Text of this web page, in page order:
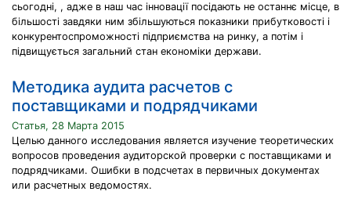
сьогодні, , адже в наш час інновації посідають не останнє місце, в
більшості завдяки ним збільшуються показники прибутковості і
конкурентоспроможності підприємства на ринку, а потім і
підвищується загальний стан економіки держави.
Методика аудита расчетов с
поставщиками и подрядчиками
Статья, 28 Марта 2015
Целью данного исследования является изучение теоретических
вопросов проведения аудиторской проверки с поставщиками и
подрядчиками. Ошибки в подсчетах в первичных документах
или расчетных ведомостях.